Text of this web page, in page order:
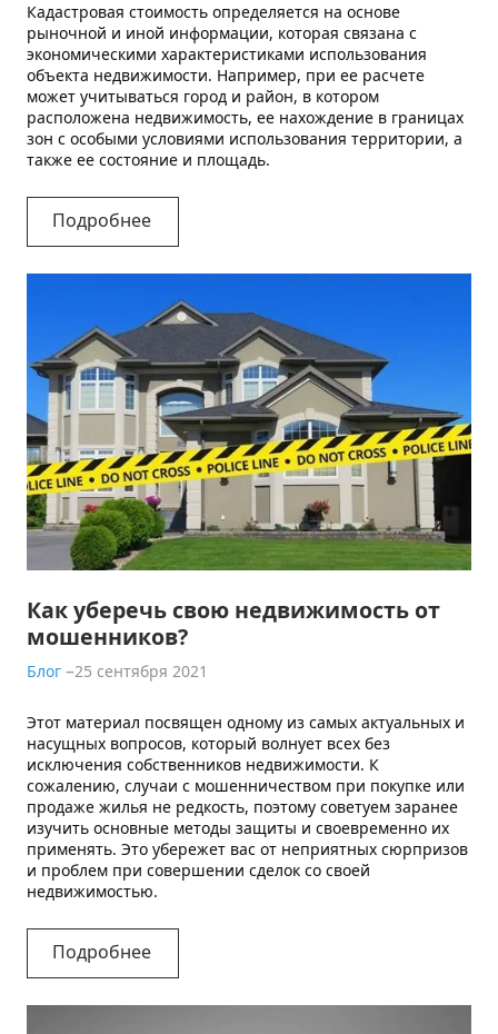
Кадастровая стоимость определяется на основе
рыночной и иной информации, которая связана с
экономическими характеристиками использования
объекта недвижимости. Например, при ее расчете
может учитываться город и район, в котором
расположена недвижимость, ее нахождение в границах
зон с особыми условиями использования территории, а
также ее состояние и площадь.
Подробнее
Как уберечь свою недвижимость от
мошенников?
Блог 25 сентября 2021
Этот материал посвящен одному из самых актуальных и
насущных вопросов, который волнует всех без
исключения собственников недвижимости. К
сожалению, случаи с мошенничеством при покупке или
продаже жилья не редкость, поэтому советуем заранее
изучить основные методы защиты и своевременно их
применять. Это убережет вас от неприятных сюрпризов
и проблем при совершении сделок со своей
недвижимостью.
Подробнее